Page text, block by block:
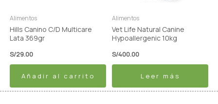
Alimentos
Hills Canino C/D Multicare
Lata 369gr
S/29.00
Añadir al carrito
Alimentos
Vet Life Natural Canine
Hypoallergenic 10kg
S/400.00
Leer más